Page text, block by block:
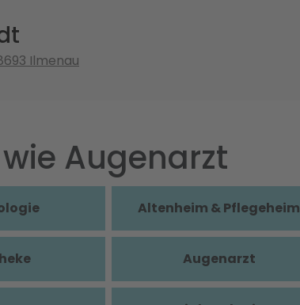
Ilmenau
Augenarzt
Altenheim & Pflegeheim
Augenarzt